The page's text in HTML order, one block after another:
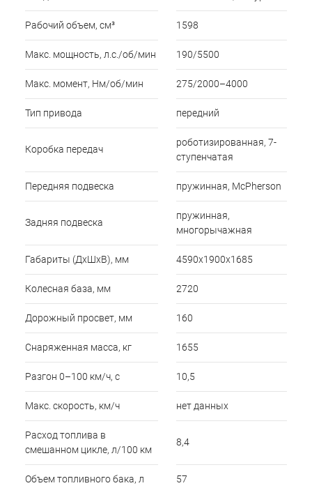
Рабочий объем, см³ 1598
Макс. мощность, л.с./об/мин 190/5500
Макс. момент, Нм/об/мин 275/2000–4000
Тип привода передний
Коробка передач
роботизированная, 7-
ступенчатая
Передняя подвеска пружинная, McPherson
Задняя подвеска
пружинная,
многорычажная
Габариты (ДхШхВ), мм 4590х1900х1685
Колесная база, мм 2720
Дорожный просвет, мм 160
Снаряженная масса, кг 1655
Разгон 0–100 км/ч, с 10,5
Макс. скорость, км/ч нет данных
Расход топлива в
смешанном цикле, л/100 км
8,4
Объем топливного бака, л 57